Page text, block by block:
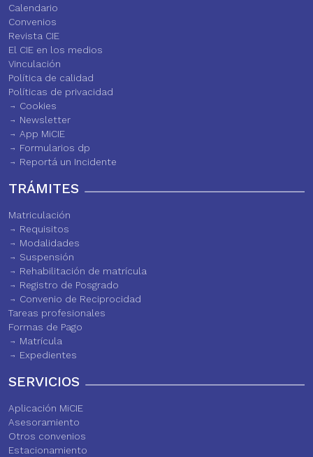
Calendario
Convenios
Revista CIE
El CIE en los medios
Vinculación
Política de calidad
Políticas de privacidad
Cookies
Newsletter
App MiCIE
Formularios dp
Reportá un Incidente
TRÁMITES
Matriculación
Requisitos
Modalidades
Suspensión
Rehabilitación de matrícula
Registro de Posgrado
Convenio de Reciprocidad
Tareas profesionales
Formas de Pago
Matrícula
Expedientes
SERVICIOS
Aplicación MiCIE
Asesoramiento
Otros convenios
Estacionamiento